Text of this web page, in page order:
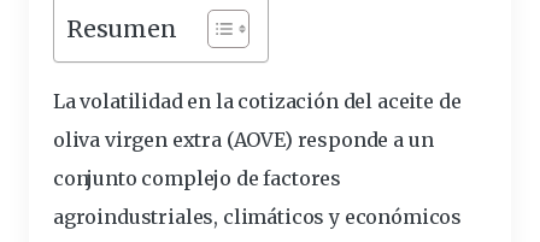
Resumen
La volatilidad en la cotización del aceite de
oliva virgenextra (AOVE) responde a un
conjunto complejo defactores
agroindustriales, climáticos y económicos